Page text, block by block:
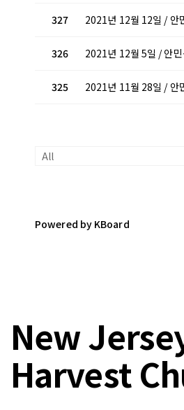
327 2021년 12월 12일 / 안
326 2021년 12월 5일 / 안
325 2021년 11월 28일 / 안
Powered by KBoard
New
Harvest